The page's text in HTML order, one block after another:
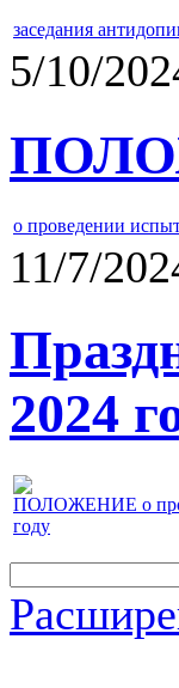
заседания
5/10/
о проведении
11/7/
2024
ПОЛОЖЕНИЕ о
году